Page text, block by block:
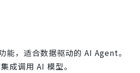
能，适合数据驱动的 AI Agent。
成调用 AI 模型。